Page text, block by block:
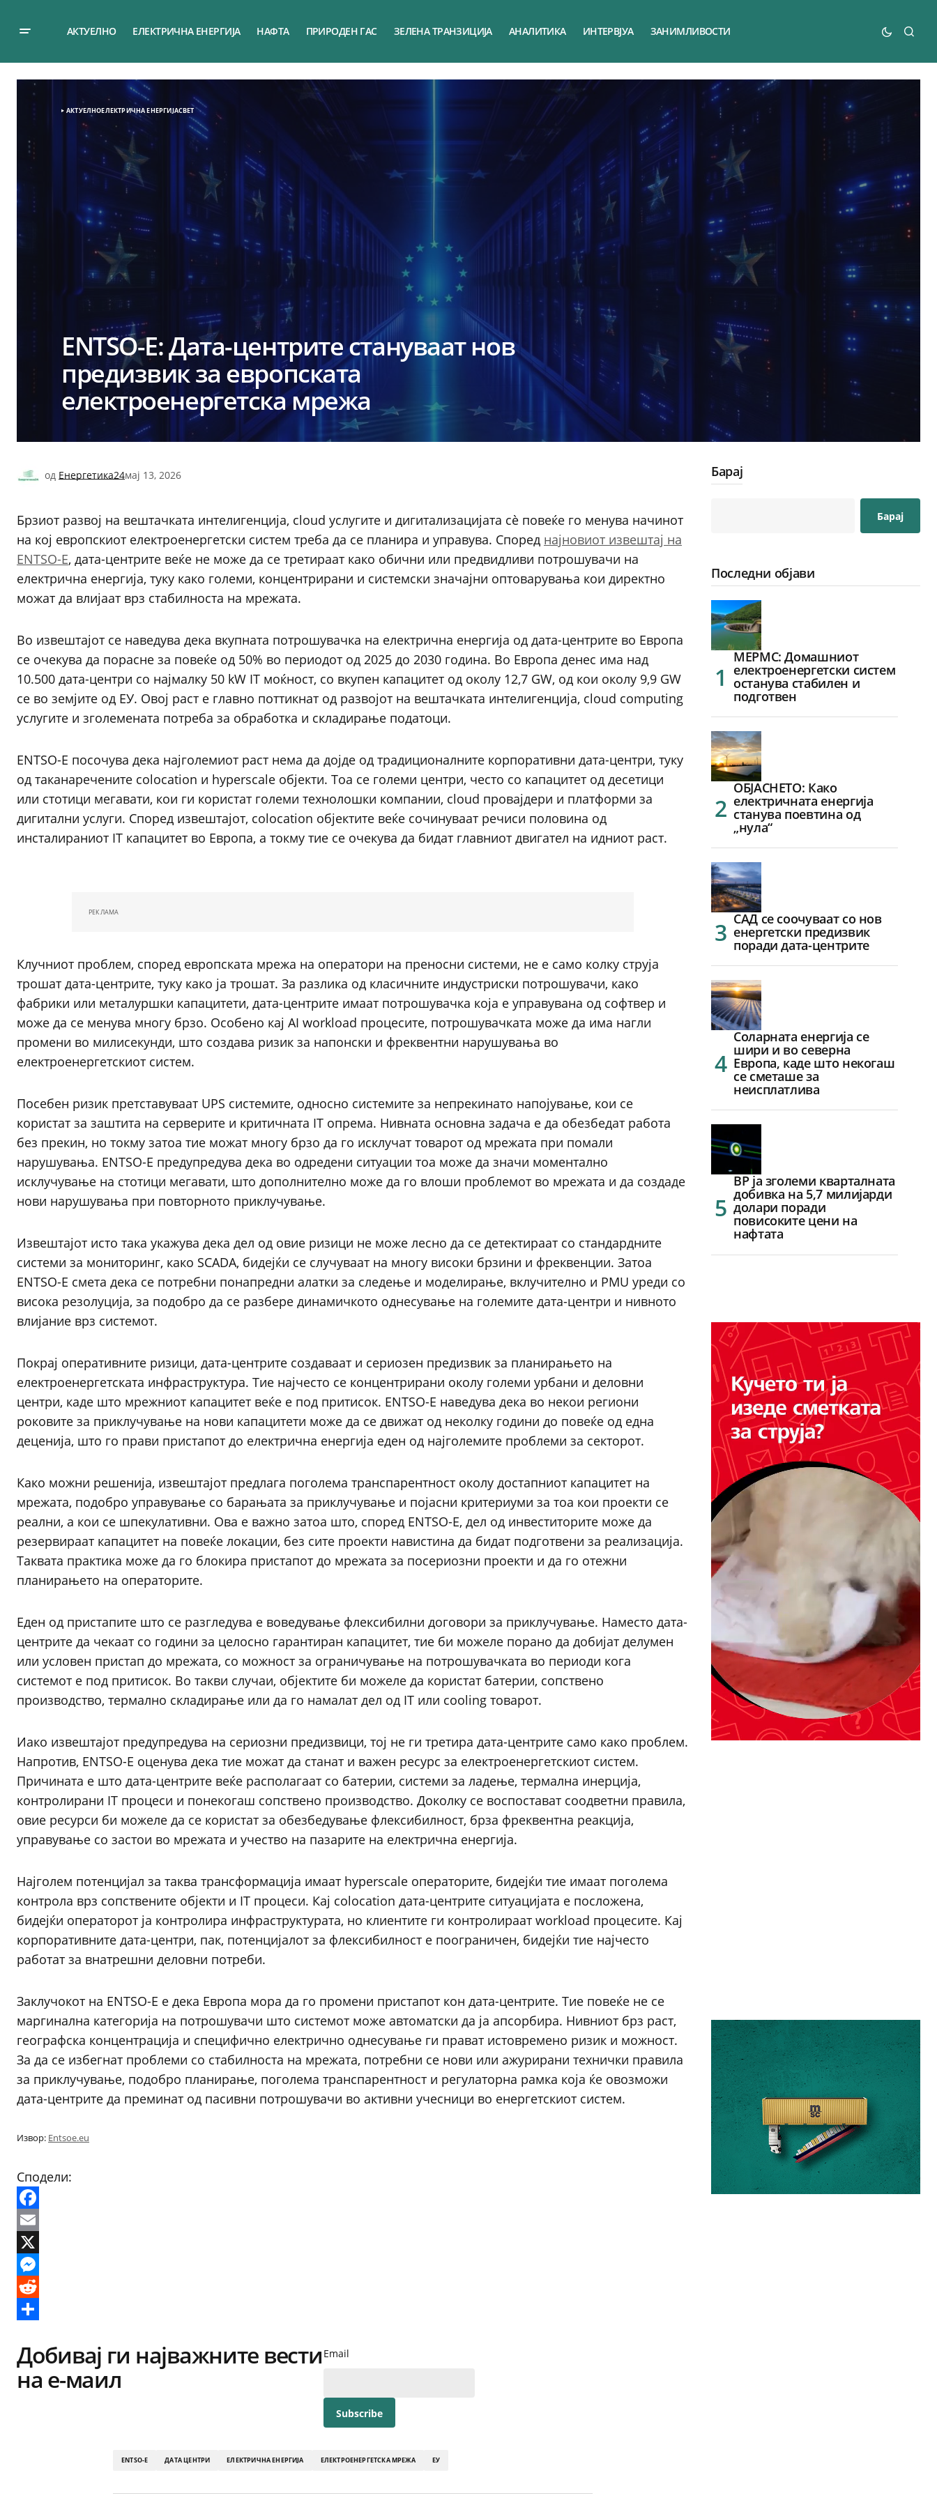
АКТУЕЛНО ЕЛЕКТРИЧНА ЕНЕРГИЈА НАФТА ПРИРОДЕН ГАС ЗЕЛЕНА ТРАНЗИЦИЈА АНАЛИТИКА ИНТЕРВЈУА ЗАНИМЛИВОСТИ
АКТУЕЛНОЕЛЕКТРИЧНА ЕНЕРГИЈАСВЕТ
ENTSO-E: Дата-центрите стануваат нов
предизвик за европската
електроенергетска мрежа
од Енергетика24мај 13, 2026
Брзиот развој на вештачката интелигенција, cloud услугите и дигитализацијата сè повеќе го менува начинот
на кој европскиот електроенергетски систем треба да се планира и управува. Според најновиот извештај на
ENTSO-E, дата-центрите веќе не може да се третираат како обични или предвидливи потрошувачи на
електрична енергија, туку како големи, концентрирани и системски значајни оптоварувања кои директно
можат да влијаат врз стабилноста на мрежата.
Во извештајот се наведува дека вкупната потрошувачка на електрична енергија од дата-центрите во Европа
се очекува да порасне за повеќе од 50% во периодот од 2025 до 2030 година. Во Европа денес има над
10.500 дата-центри со најмалку 50 kW IT моќност, со вкупен капацитет од околу 12,7 GW, од кои околу 9,9 GW
се во земјите од ЕУ. Овој раст е главно поттикнат од развојот на вештачката интелигенција, cloud computing
услугите и зголемената потреба за обработка и складирање податоци.
ENTSO-E посочува дека најголемиот раст нема да дојде од традиционалните корпоративни дата-центри, туку
од таканаречените colocation и hyperscale објекти. Тоа се големи центри, често со капацитет од десетици
или стотици мегавати, кои ги користат големи технолошки компании, cloud провајдери и платформи за
дигитални услуги. Според извештајот, colocation објектите веќе сочинуваат речиси половина од
инсталираниот IT капацитет во Европа, а токму тие се очекува да бидат главниот двигател на идниот раст.
РЕКЛАМА
Клучниот проблем, според европската мрежа на оператори на преносни системи, не е само колку струја
трошат дата-центрите, туку како ја трошат. За разлика од класичните индустриски потрошувачи, како
фабрики или металуршки капацитети, дата-центрите имаат потрошувачка која е управувана од софтвер и
може да се менува многу брзо. Особено кај AI workload процесите, потрошувачката може да има нагли
промени во милисекунди, што создава ризик за напонски и фреквентни нарушувања во
електроенергетскиот систем.
Посебен ризик претставуваат UPS системите, односно системите за непрекинато напојување, кои се
користат за заштита на серверите и критичната IT опрема. Нивната основна задача е да обезбедат работа
без прекин, но токму затоа тие можат многу брзо да го исклучат товарот од мрежата при помали
нарушувања. ENTSO-E предупредува дека во одредени ситуации тоа може да значи моментално
исклучување на стотици мегавати, што дополнително може да го влоши проблемот во мрежата и да создаде
нови нарушувања при повторното приклучување.
Извештајот исто така укажува дека дел од овие ризици не може лесно да се детектираат со стандардните
системи за мониторинг, како SCADA, бидејќи се случуваат на многу високи брзини и фреквенции. Затоа
ENTSO-E смета дека се потребни понапредни алатки за следење и моделирање, вклучително и PMU уреди со
висока резолуција, за подобро да се разбере динамичкото однесување на големите дата-центри и нивното
влијание врз системот.
Покрај оперативните ризици, дата-центрите создаваат и сериозен предизвик за планирањето на
електроенергетската инфраструктура. Тие најчесто се концентрирани околу големи урбани и деловни
центри, каде што мрежниот капацитет веќе е под притисок. ENTSO-E наведува дека во некои региони
роковите за приклучување на нови капацитети може да се движат од неколку години до повеќе од една
деценија, што го прави пристапот до електрична енергија еден од најголемите проблеми за секторот.
Како можни решенија, извештајот предлага поголема транспарентност околу достапниот капацитет на
мрежата, подобро управување со барањата за приклучување и појасни критериуми за тоа кои проекти се
реални, а кои се шпекулативни. Ова е важно затоа што, според ENTSO-E, дел од инвеститорите може да
резервираат капацитет на повеќе локации, без сите проекти навистина да бидат подготвени за реализација.
Таквата практика може да го блокира пристапот до мрежата за посериозни проекти и да го отежни
планирањето на операторите.
Еден од пристапите што се разгледува е воведување флексибилни договори за приклучување. Наместо дата-
центрите да чекаат со години за целосно гарантиран капацитет, тие би можеле порано да добијат делумен
или условен пристап до мрежата, со можност за ограничување на потрошувачката во периоди кога
системот е под притисок. Во такви случаи, објектите би можеле да користат батерии, сопствено
производство, термално складирање или да го намалат дел од IT или cooling товарот.
Иако извештајот предупредува на сериозни предизвици, тој не ги третира дата-центрите само како проблем.
Напротив, ENTSO-E оценува дека тие можат да станат и важен ресурс за електроенергетскиот систем.
Причината е што дата-центрите веќе располагаат со батерии, системи за ладење, термална инерција,
контролирани IT процеси и понекогаш сопствено производство. Доколку се воспостават соодветни правила,
овие ресурси би можеле да се користат за обезбедување флексибилност, брза фреквентна реакција,
управување со застои во мрежата и учество на пазарите на електрична енергија.
Најголем потенцијал за таква трансформација имаат hyperscale операторите, бидејќи тие имаат поголема
контрола врз сопствените објекти и IT процеси. Кај colocation дата-центрите ситуацијата е посложена,
бидејќи операторот ја контролира инфраструктурата, но клиентите ги контролираат workload процесите. Кај
корпоративните дата-центри, пак, потенцијалот за флексибилност е поограничен, бидејќи тие најчесто
работат за внатрешни деловни потреби.
Заклучокот на ENTSO-E е дека Европа мора да го промени пристапот кон дата-центрите. Тие повеќе не се
маргинална категорија на потрошувачи што системот може автоматски да ја апсорбира. Нивниот брз раст,
географска концентрација и специфично електрично однесување ги прават истовремено ризик и можност.
За да се избегнат проблеми со стабилноста на мрежата, потребни се нови или ажурирани технички правила
за приклучување, подобро планирање, поголема транспарентност и регулаторна рамка која ќе овозможи
дата-центрите да преминат од пасивни потрошувачи во активни учесници во енергетскиот систем.
Извор: Entsoe.eu
Сподели:
Facebook
Email
X
Messenger
Reddit
Добивај ги најважните вести
на е-маил
Email
ENTSO-E ДАТА ЦЕНТРИ ЕЛЕКТРИЧНА ЕНЕРГИЈА ЕЛЕКТРОЕНЕРГЕТСКА МРЕЖА ЕУ
Барај
Барај
Последни објави
МЕРМС: Домашниот
електроенергетски систем
останува стабилен и
подготвен
ОБЈАСНЕТО: Како
електричната енергија
станува поевтина од
„нула“
САД се соочуваат со нов
енергетски предизвик
поради дата-центрите
Соларната енергија се
шири и во северна
Европа, каде што некогаш
се сметаше за
неисплатлива
BP ја зголеми кварталната
добивка на 5,7 милијарди
долари поради
повисоките цени на
нафтата